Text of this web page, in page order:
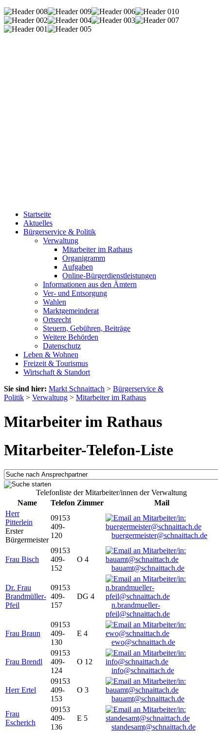
Startseite
Aktuelles
Bürgerservice & Politik
Verwaltung
Mitarbeiter im Rathaus
Organigramm
Aufgaben
Online-Bürgerdienstleistungen
Informationen aus den Ämtern
Ver- und Entsorgung
Wahlen
Marktgemeinderat
Ortsrecht
Steuern, Gebühren, Beiträge
Weitere Behörden
Datenschutz
Leben & Wohnen
Freizeit & Tourismus
Wirtschaft & Standort
Sie sind hier: Markt Schnaittach > Bürgerservice &
Politik > Verwaltung > Mitarbeiter im Rathaus
Mitarbeiter im Rathaus
Mitarbeiter-Telefon-Liste
Telefonliste der Mitarbeiter/innen der Verwaltung
Name
Telefon Zimmer
Mail
Herr
Pitterlein
Erster
Bürgermeister
09153
409-
120
buergermeister@schnaittach.de
Frau Bisch
09153
409-
152
O 4
bauamt@schnaittach.de
Dr. Frau
Brandmüller-
Pfeil
09153
409-
157
DG 4
n.brandmueller-
pfeil@schnaittach.de
Frau Braun
09153
409-
130
E 4
ewo@schnaittach.de
Frau Brendl
09153
409-
124
O 12
info@schnaittach.de
Herr Ertel
09153
409-
153
O 3
bauamt@schnaittach.de
Frau
Escherich
09153
409-
136
E 5
standesamt@schnaittach.de